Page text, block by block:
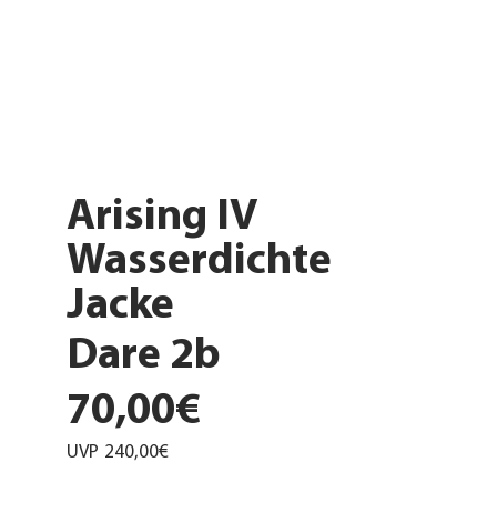
Arising IV
Wasserdichte
Jacke
Dare 2b
70,00€
UVP 240,00€